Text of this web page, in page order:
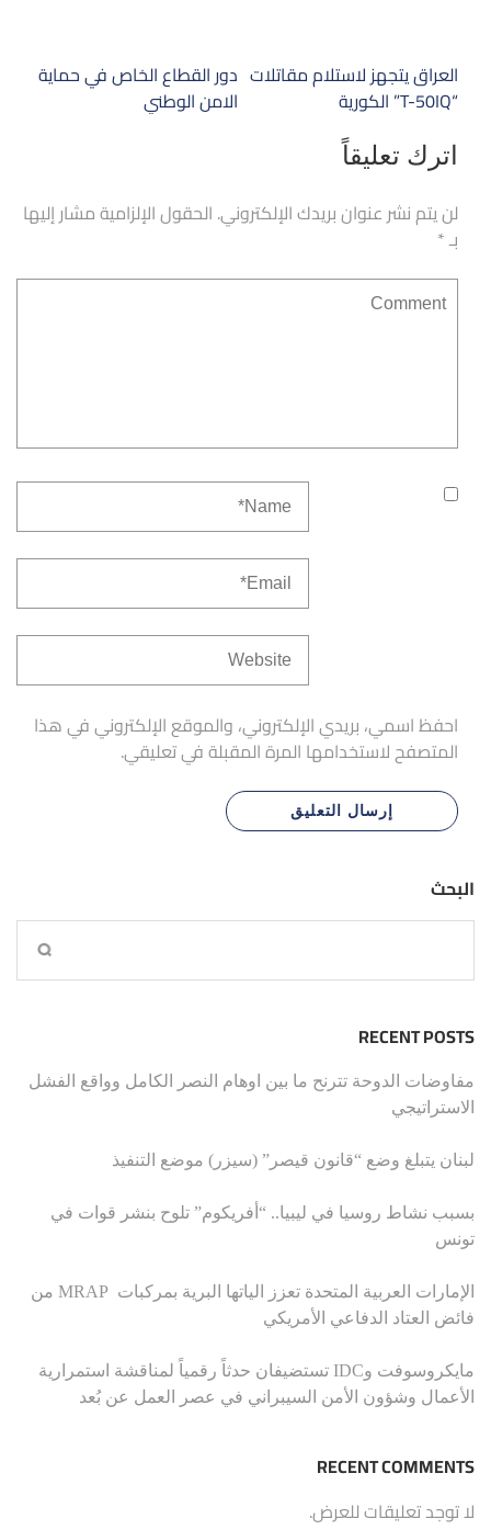
تصفّح
المقالات
دور القطاع الخاص في حماية
الامن الوطني
العراق يتجهز لاستلام مقاتلات
“T-50IQ” الكورية
اترك تعليقاً
لن يتم نشر عنوان بريدك الإلكتروني. الحقول الإلزامية مشار إليها
بـ*
احفظ اسمي، بريدي الإلكتروني، والموقع الإلكتروني في هذا
المتصفح لاستخدامها المرة المقبلة في تعليقي.
البحث
RECENT POSTS
مفاوضات الدوحة تترنح ما بين اوهام النصر الكامل وواقع الفشل
الاستراتيجي
لبنان يتبلغ وضع “قانون قيصر” (سيزر) موضع التنفيذ
بسبب نشاط روسيا في ليبيا.. “أفريكوم” تلوح بنشر قوات في
تونس
الإمارات العربية المتحدة تعزز الياتها البرية بمركبات MRAP من
فائض العتاد الدفاعي الأمريكي
مايكروسوفت وIDC تستضيفان حدثاً رقمياً لمناقشة استمرارية
الأعمال وشؤون الأمن السيبراني في عصر العمل عن بُعد
RECENT COMMENTS
لا توجد تعليقات للعرض.